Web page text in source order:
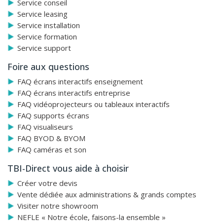
automatiquement en fonction des mises à jour
disponibles. 30 applications Android les plus courantes sont
préinstallées pour vous offrir un maximum de confort
d’utilisation.
Logiciel interactif intuitif
Annotation, reconnaissance d’écriture, écriture différenciée
en simultané, importation de fichiers, enregistrement
vidéo, partage… Une multitude de fonctionnalités que
présente l’écran interactif Easypitch Advance pour rendre
vos réunions plus collaboratives et vos cours plus
participatifs.
Enfin, les écrans interactifs Easypitch Advance sont
proposées en option.
Service conseil
Service leasing
Service installation
Service formation
Service support
Foire aux questions
FAQ écrans interactifs enseignement
FAQ écrans interactifs entreprise
FAQ vidéoprojecteurs ou tableaux interactifs
FAQ supports écrans
FAQ visualiseurs
FAQ BYOD & BYOM
FAQ caméras et son
TBI-Direct vous aide à choisir
Créer votre devis
Vente dédiée aux administrations & grands comptes
Visiter notre showroom
NEFLE « Notre école, faisons-la ensemble »